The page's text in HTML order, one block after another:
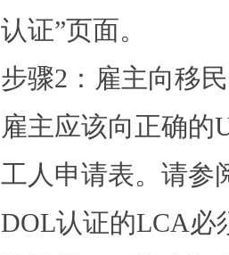
认证”页面。
步骤2：雇主向移
雇主应该向正确的
工人申请表。请参
DOL认证的LCA必